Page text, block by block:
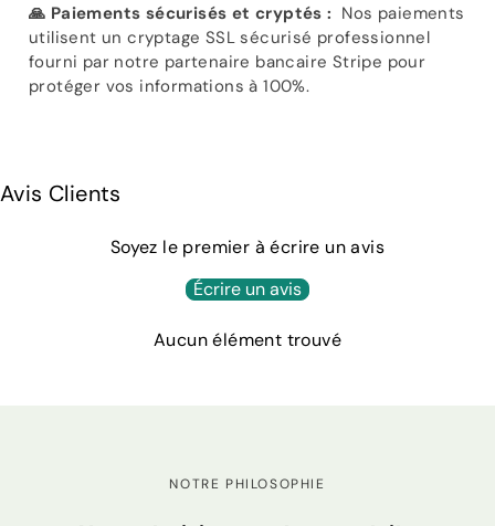
🙏 Paiements sécurisés et cryptés : Nos paiements
utilisent un cryptage SSL sécurisé professionnel
fourni par notre partenaire bancaire Stripe pour
protéger vos informations à 100%.
Avis Clients
Soyez le premier à écrire un avis
Écrire un avis
Aucun élément trouvé
NOTRE PHILOSOPHIE